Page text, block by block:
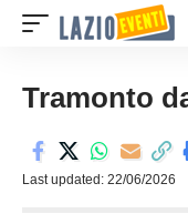
Tramonto
Last updated: 22/06/2026